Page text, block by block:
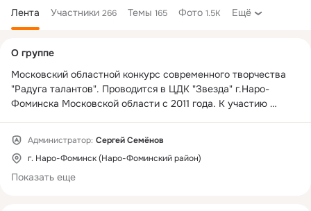
Лента Участники 266 Темы 165 Фото 1.5K Ещё
колонка
О группе
Московский областной конкурс современного творчества
"Радуга талантов". Проводится в ЦДК "Звезда" г.Наро-
Фоминска Московской области с 2011 года. К участию
Московской области в номинациях "Хореография", "Вокал",
"Оригинальный жанр".
Администратор: Сергей Семёнов
г. Наро-Фоминск (Наро-Фоминский район)
Показать еще